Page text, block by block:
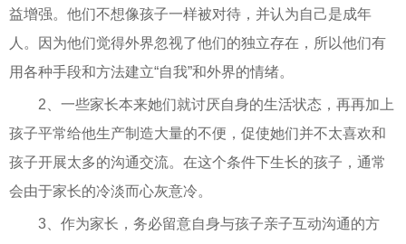
益增强。他们不想像孩子一样被对待，并认为自己是成年
人。因为他们觉得外界忽视了他们的独立存在，所以他们有
用各种手段和方法建立“自我”和外界的情绪。
2、一些家长本来她们就讨厌自身的生活状态，再再加上
孩子平常给他生产制造大量的不便，促使她们并不太喜欢和
孩子开展太多的沟通交流。在这个条件下生长的孩子，通常
会由于家长的冷淡而心灰意冷。
3、作为家长，务必留意自身与孩子亲子互动沟通的方